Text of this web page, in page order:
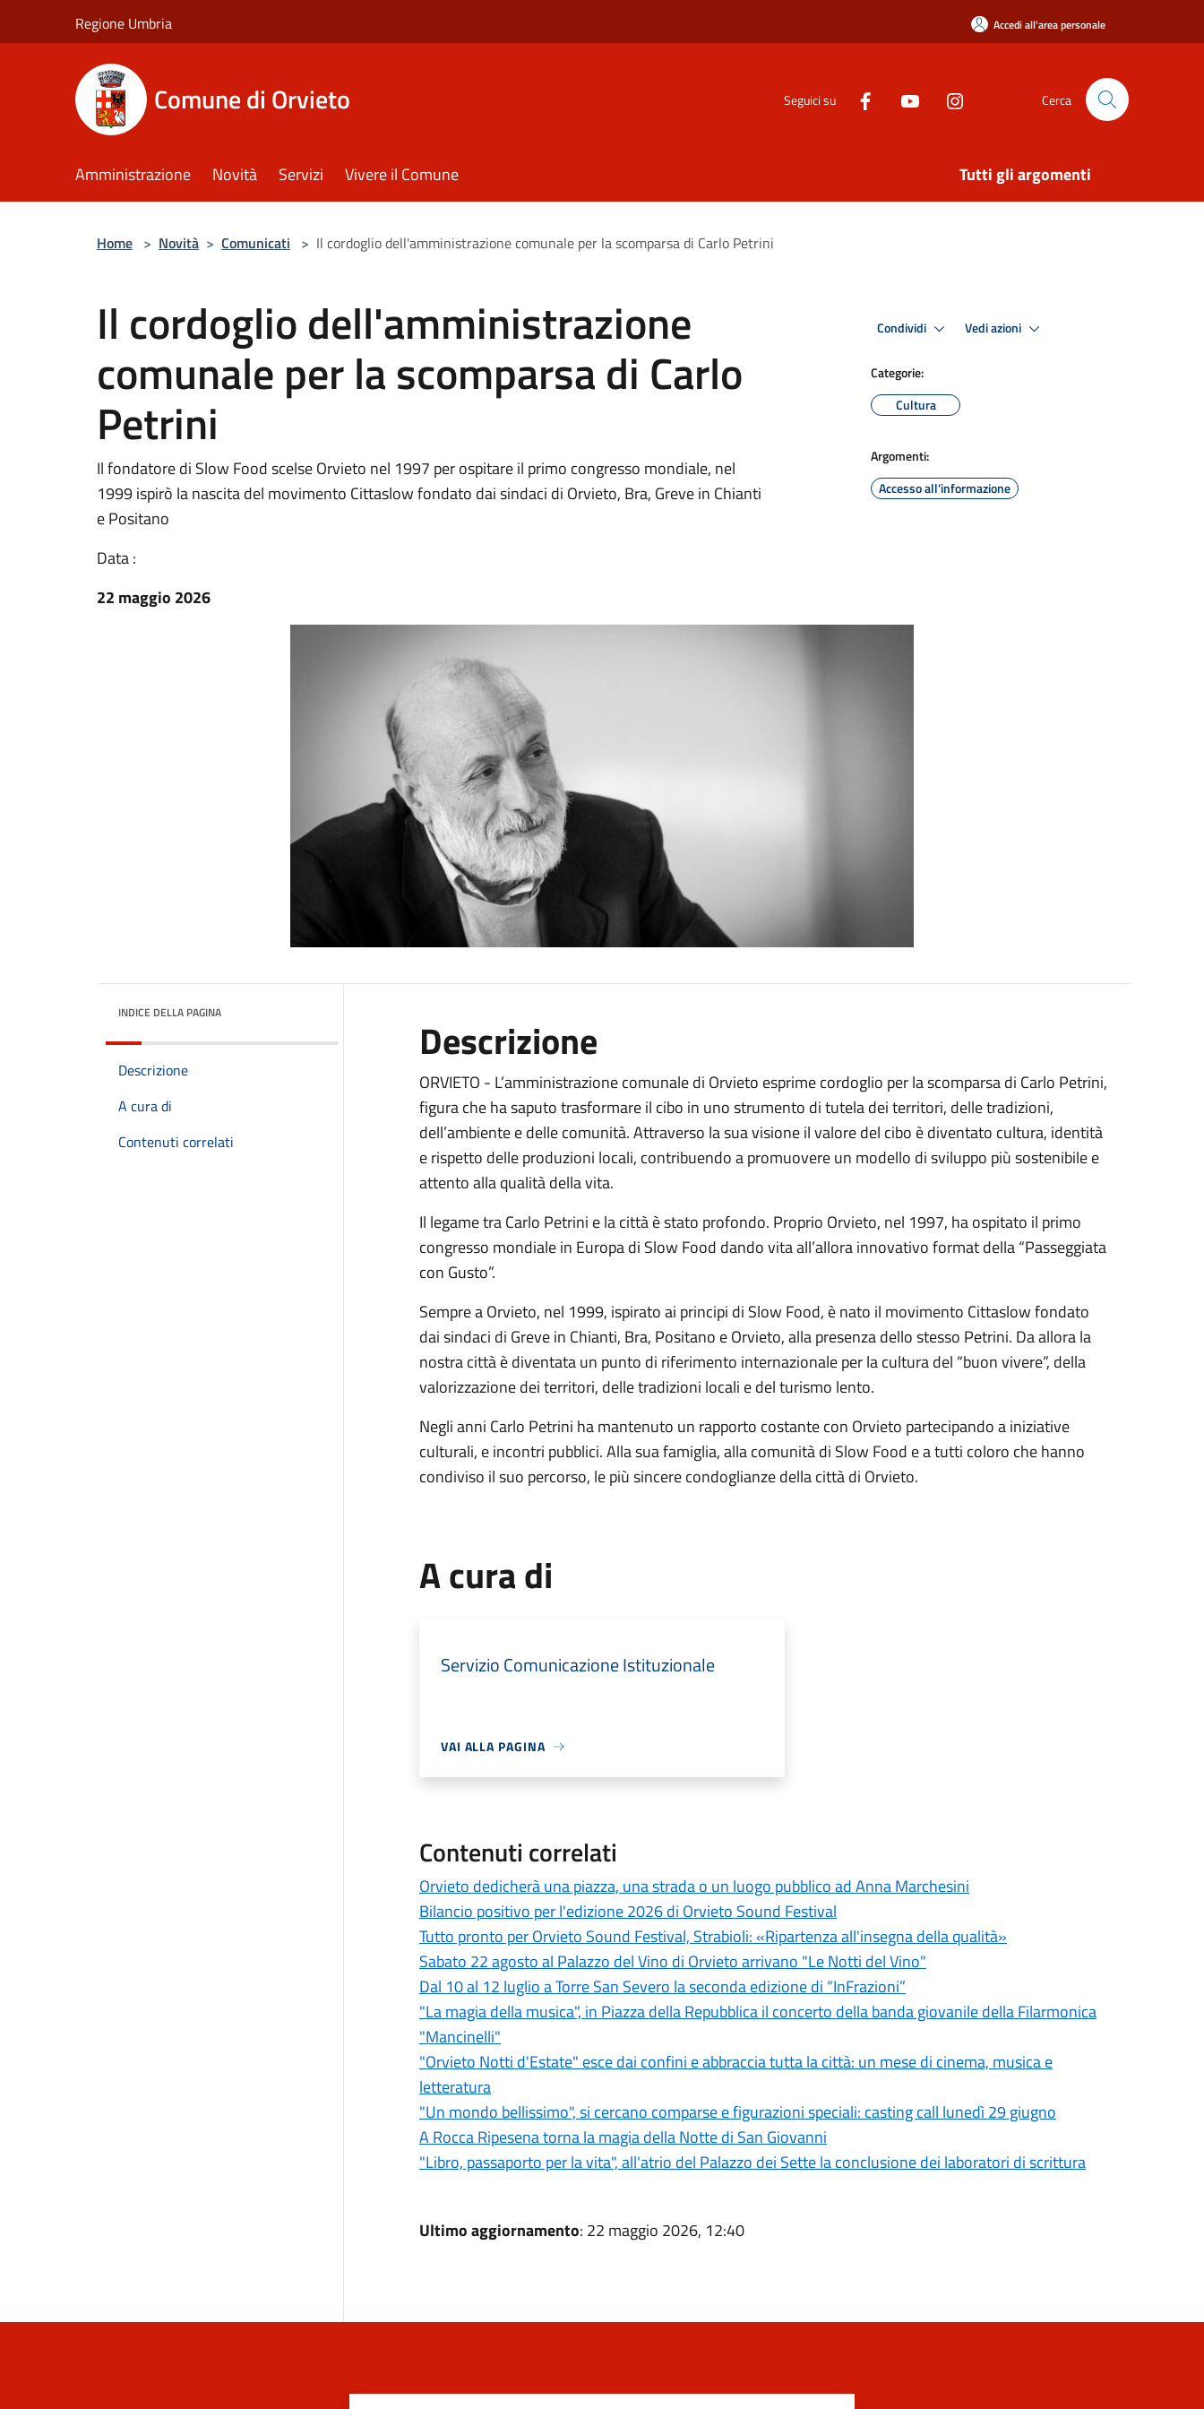
Regione Umbria Accedi all'area personale
Comune di Orvieto Seguici su Cerca
Amministrazione Novità Servizi Vivere il Comune Tutti gli argomenti
Home > Novità > Comunicati > Il cordoglio dell'amministrazione comunale per la scomparsa di Carlo Petrini
Il cordoglio dell'amministrazione
comunale per la scomparsa di Carlo
Petrini
Il fondatore di Slow Food scelse Orvieto nel 1997 per ospitare il primo congresso mondiale, nel
1999 ispirò la nascita del movimento Cittaslow fondato dai sindaci di Orvieto, Bra, Greve in Chianti
e Positano
Data :
22 maggio 2026
Condividi Vedi azioni
Categorie:
Cultura
Argomenti:
Accesso all'informazione
INDICE DELLA PAGINA
Descrizione
A cura di
Contenuti correlati
Descrizione
ORVIETO - L’amministrazione comunale di Orvieto esprime cordoglio per la scomparsa di Carlo Petrini,
figura che ha saputo trasformare il cibo in uno strumento di tutela dei territori, delle tradizioni,
dell’ambiente e delle comunità. Attraverso la sua visione il valore del cibo è diventato cultura, identità
e rispetto delle produzioni locali, contribuendo a promuovere un modello di sviluppo più sostenibile e
attento alla qualità della vita.
Il legame tra Carlo Petrini e la città è stato profondo. Proprio Orvieto, nel 1997, ha ospitato il primo
congresso mondiale in Europa di Slow Food dando vita all’allora innovativo format della “Passeggiata
con Gusto”.
Sempre a Orvieto, nel 1999, ispirato ai principi di Slow Food, è nato il movimento Cittaslow fondato
dai sindaci di Greve in Chianti, Bra, Positano e Orvieto, alla presenza dello stesso Petrini. Da allora la
nostra città è diventata un punto di riferimento internazionale per la cultura del “buon vivere”, della
valorizzazione dei territori, delle tradizioni locali e del turismo lento.
Negli anni Carlo Petrini ha mantenuto un rapporto costante con Orvieto partecipando a iniziative
culturali, e incontri pubblici. Alla sua famiglia, alla comunità di Slow Food e a tutti coloro che hanno
condiviso il suo percorso, le più sincere condoglianze della città di Orvieto.
A cura di
Servizio Comunicazione Istituzionale
VAI ALLA PAGINA
Contenuti correlati
Orvieto dedicherà una piazza, una strada o un luogo pubblico ad Anna Marchesini
Bilancio positivo per l'edizione 2026 di Orvieto Sound Festival
Tutto pronto per Orvieto Sound Festival, Strabioli: «Ripartenza all'insegna della qualità»
Sabato 22 agosto al Palazzo del Vino di Orvieto arrivano "Le Notti del Vino"
Dal 10 al 12 luglio a Torre San Severo la seconda edizione di “InFrazioni”
"La magia della musica", in Piazza della Repubblica il concerto della banda giovanile della Filarmonica
"Mancinelli"
"Orvieto Notti d'Estate" esce dai confini e abbraccia tutta la città: un mese di cinema, musica e
letteratura
"Un mondo bellissimo", si cercano comparse e figurazioni speciali: casting call lunedì 29 giugno
A Rocca Ripesena torna la magia della Notte di San Giovanni
"Libro, passaporto per la vita", all'atrio del Palazzo dei Sette la conclusione dei laboratori di scrittura
Ultimo aggiornamento: 22 maggio 2026, 12:40